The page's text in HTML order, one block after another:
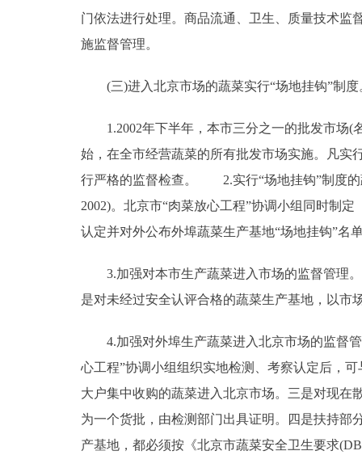
门依法进行处理。商品流通、卫生、质量技术监
施监督管理。
(三)进入北京市场的蔬菜实行“场地挂钩”制度
1.2002年下半年，本市三分之一的批发市场(
始，在全市经营蔬菜的所有批发市场实施。凡实
行严格的监督检查。 2.实行“场地挂钩”制度的
2002)。北京市“肉菜放心工程”协调小组同时制
认定并对外公布外埠蔬菜生产基地“场地挂钩”名
3.加强对本市生产蔬菜进入市场的监督管理。
是对未经过安全认评合格的蔬菜生产基地，以市
4.加强对外埠生产蔬菜进入北京市场的监督管
心工程”协调小组组织实地检测、考察认定后，
大户集中收购的蔬菜进入北京市场。三是对现在
为一个货批，由检测部门出具证明。四是扶持部
产基地，都必须按《北京市蔬菜安全卫生要求